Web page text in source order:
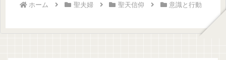
ホーム 聖夫婦 聖天信仰 意識と行動